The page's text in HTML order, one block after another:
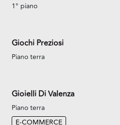
1° piano
Giochi Preziosi
Piano terra
Gioielli Di Valenza
Piano terra
E-COMMERCE